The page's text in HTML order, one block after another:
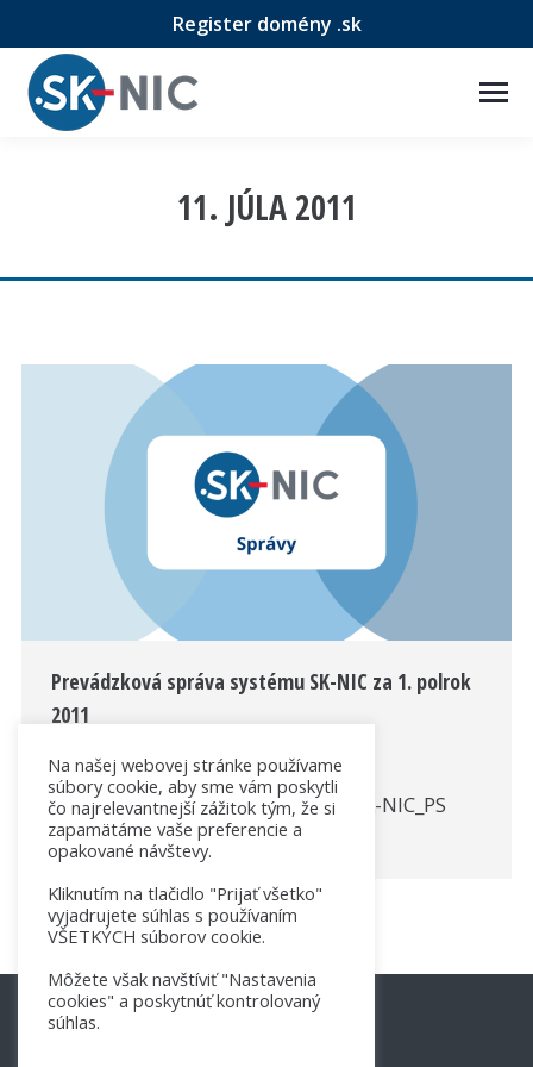
Register domény .sk
11. JÚLA 2011
Prevádzková správa systému SK-NIC za 1. polrok
2011
Správy BySK-NIC
11. júla 2011
Názov dokumentu: 2011-06-30_SK-NIC_PS
(PDF)
Na našej webovej stránke používame
súbory cookie, aby sme vám poskytli
čo najrelevantnejší zážitok tým, že si
zapamätáme vaše preferencie a
opakované návštevy.
Kliknutím na tlačidlo "Prijať všetko"
vyjadrujete súhlas s používaním
VŠETKÝCH súborov cookie.
Môžete však navštíviť "Nastavenia
cookies" a poskytnúť kontrolovaný
súhlas.